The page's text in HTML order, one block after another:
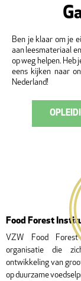
Ben je klaar om je
aan leesmateriaal
op weg helpen. Heb
eens kijken naar
Nederland!
Food Forest
VZW Food
organisatie die
ontwikkeling van
op duurzame